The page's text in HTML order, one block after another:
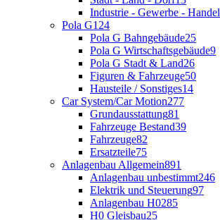
Industrie - Gewerbe - Handel
Pola G124
Pola G Bahngebäude25
Pola G Wirtschaftsgebäude9
Pola G Stadt & Land26
Figuren & Fahrzeuge50
Hausteile / Sonstiges14
Car System/Car Motion277
Grundausstattung81
Fahrzeuge Bestand39
Fahrzeuge82
Ersatzteile75
Anlagenbau Allgemein891
Anlagenbau unbestimmt246
Elektrik und Steuerung97
Anlagenbau H0285
H0 Gleisbau25